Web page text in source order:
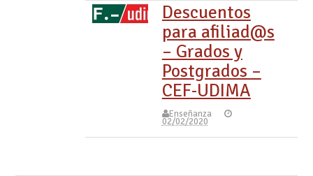
Descuentos
para afiliad@s
– Grados y
Postgrados –
CEF-UDIMA
Enseñanza
02/02/2020